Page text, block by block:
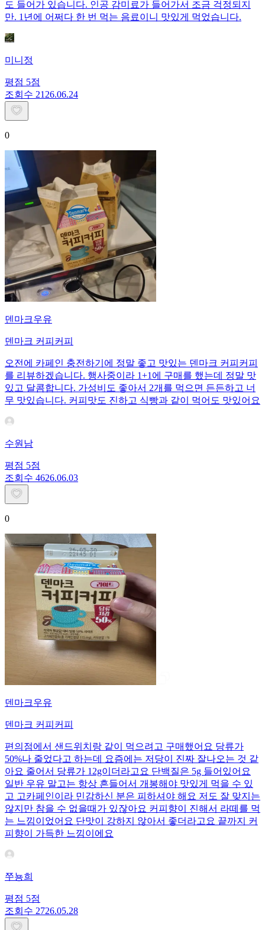
도 들어가 있습니다. 인공 감미료가 들어가서 조금 걱정되지
만. 1년에 어쩌다 한 번 먹는 음료이니 맛있게 먹었습니다.
미니정
평점 5점
조회수 21 26.06.24
0
덴마크우유
덴마크 커피커피
오전에 카페인 충전하기에 정말 좋고 맛있는 덴마크 커피커피
를 리뷰하겠습니다. 행사중이라 1+1에 구매를 했는데 정말 맛
있고 달콤합니다. 가성비도 좋아서 2개를 먹으면 든든하고 너
무 맛있습니다. 커피맛도 진하고 식빵과 같이 먹어도 맛있어요
수원남
평점 5점
조회수 4626.06.03
0
덴마크우유
덴마크 커피커피
편의점에서 샌드위치랑 같이 먹으려고 구매했어요 당류가
50%나 줄었다고 하는데 요즘에는 저당이 진짜 잘나오는 것 같
아요 줄어서 당류가 12g이더라고요 단백질은 5g 들어있어요
일반 우유 말고는 항상 흔들어서 개봉해야 맛있게 먹을 수 있
고 고카페인이라 민감하신 분은 피하셔야 해요 저도 잘 맞지는
않지만 참을 수 없을때가 있잖아요 커피향이 진해서 라떼를 먹
는 느낌이었어요 단맛이 강하지 않아서 좋더라고요 끝까지 커
피향이 가득한 느낌이에요
쭈뇽희
평점 5점
조회수 2726.05.28